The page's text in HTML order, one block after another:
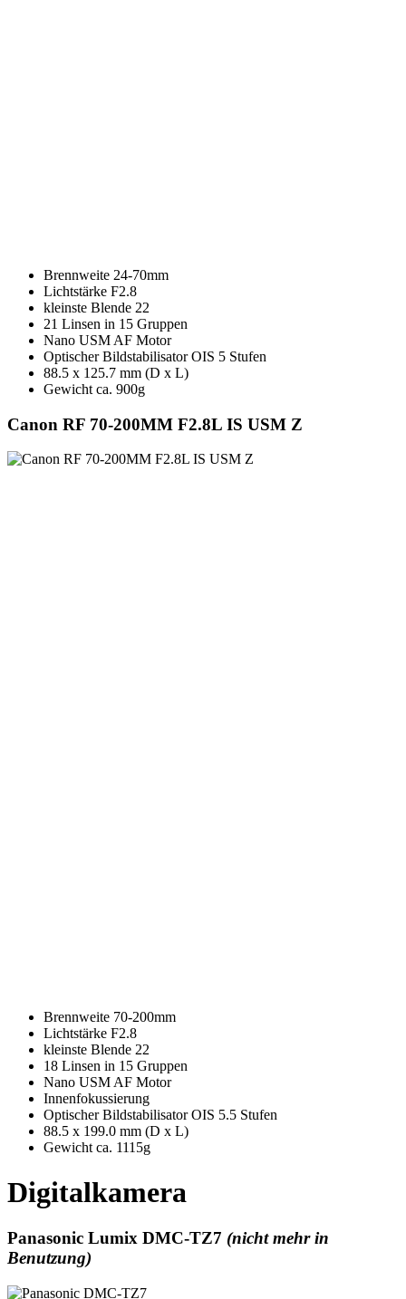
Brennweite 24-70mm
Lichtstärke F2.8
kleinste Blende 22
21 Linsen in 15 Gruppen
Nano USM AF Motor
Optischer Bildstabilisator OIS 5 Stufen
88.5 x 125.7 mm (D x L)
Gewicht ca. 900g
Canon RF 70-200MM F2.8L IS USM Z
Brennweite 70-200mm
Lichtstärke F2.8
kleinste Blende 22
18 Linsen in 15 Gruppen
Nano USM AF Motor
Innenfokussierung
Optischer Bildstabilisator OIS 5.5 Stufen
88.5 x 199.0 mm (D x L)
Gewicht ca. 1115g
Digitalkamera
Panasonic Lumix DMC-TZ7 (nicht mehr in
Benutzung)